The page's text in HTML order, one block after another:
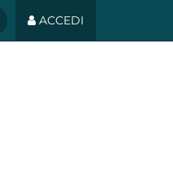
ACCEDI